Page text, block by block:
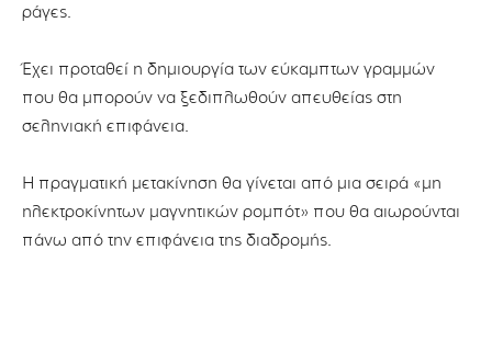
ράγες.
Έχει προταθεί η δημιουργία των εύκαμπτων γραμμών
που θα μπορούν να ξεδιπλωθούν απευθείας στη
σεληνιακή επιφάνεια.
Η πραγματική μετακίνηση θα γίνεται από μια σειρά «μη
ηλεκτροκίνητων μαγνητικών ρομπότ» που θα αιωρούνται
πάνω από την επιφάνεια της διαδρομής.